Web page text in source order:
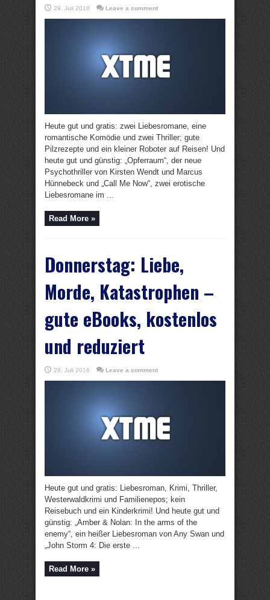
29. Juli 2016 Leave a comment
Heute gut und gratis: zwei Liebesromane, eine
romantische Komödie und zwei Thriller; gute
Pilzrezepte und ein kleiner Roboter auf Reisen! Und
heute gut und günstig: „Opferraum“, der neue
Psychothriller von Kirsten Wendt und Marcus
Hünnebeck und „Call Me Now“, zwei erotische
Liebesromane im ...
Read More »
Donnerstag: Liebe,
Morde, Katastrophen –
gute eBooks, kostenlos
und reduziert
28. Juli 2016 Leave a comment
Heute gut und gratis: Liebesroman, Krimi, Thriller,
Westerwaldkrimi und Familienepos; kein
Reisebuch und ein Kinderkrimi! Und heute gut und
günstig: „Amber & Nolan: In the arms of the
enemy“, ein heißer Liebesroman von Any Swan und
„John Storm 4: Die erste ...
Read More »